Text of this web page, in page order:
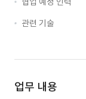
관련 기술
업무 내용